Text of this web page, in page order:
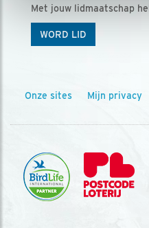
Met jouw lidmaatschap
WORD LID
Onze sites Mijn privacy